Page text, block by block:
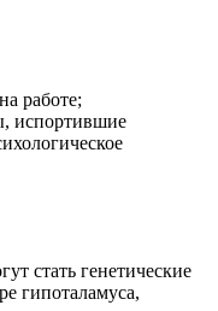
работе;
испортившие
стать генетические
гипоталамуса,